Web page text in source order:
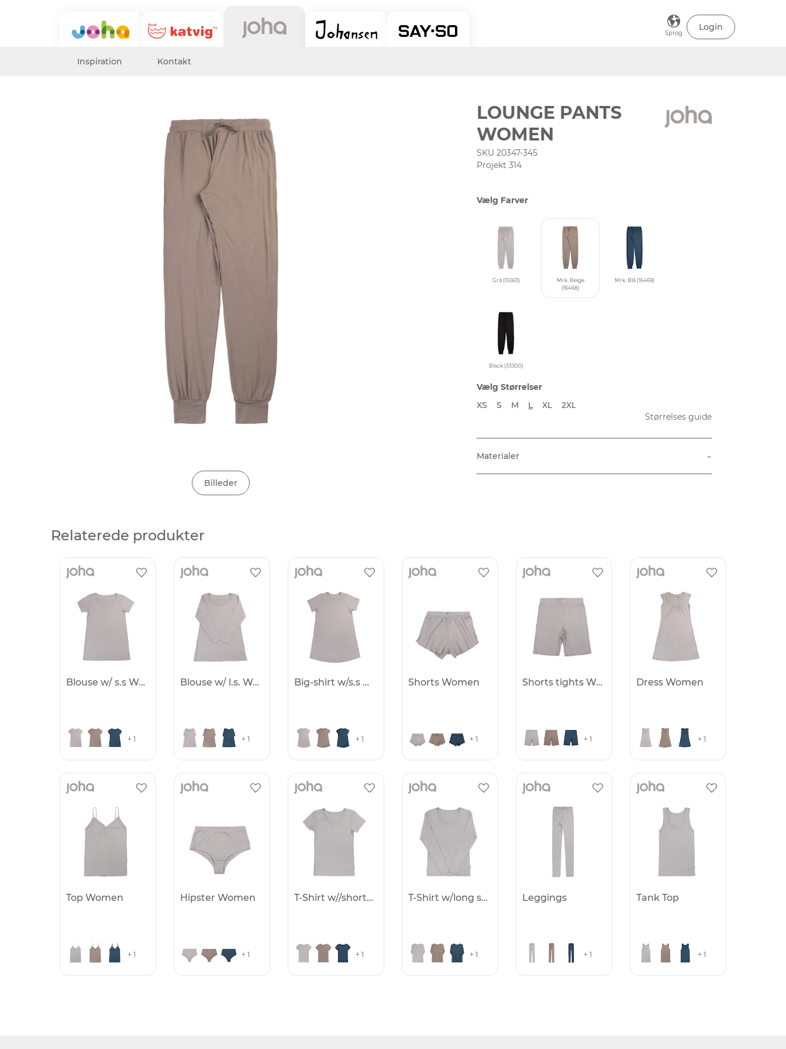
Sprog
Login
Inspiration Kontakt
Billeder
LOUNGE PANTS
WOMEN
SKU 20347-345
Projekt 314
Vælg Farver
Grå (15563)
Mrk. Beige
(16468)
Mrk. Blå (16469)
Black (33300)
Vælg Størrelser
XS
S M L XL
2XL
Størrelses guide
Materialer -
Relaterede produkter
Blouse w/ s.s Women
+ 1
Blouse w/ l.s. Women
+ 1
Big-shirt w/s.s Women
+ 1
Shorts Women
+ 1
Shorts tights Women
+ 1
Dress Women
+ 1
Top Women
+ 1
Hipster Women
+ 1
T-Shirt w//short sleve
+ 1
T-Shirt w/long sleeves
+ 1
Leggings
+ 1
Tank Top
+ 1